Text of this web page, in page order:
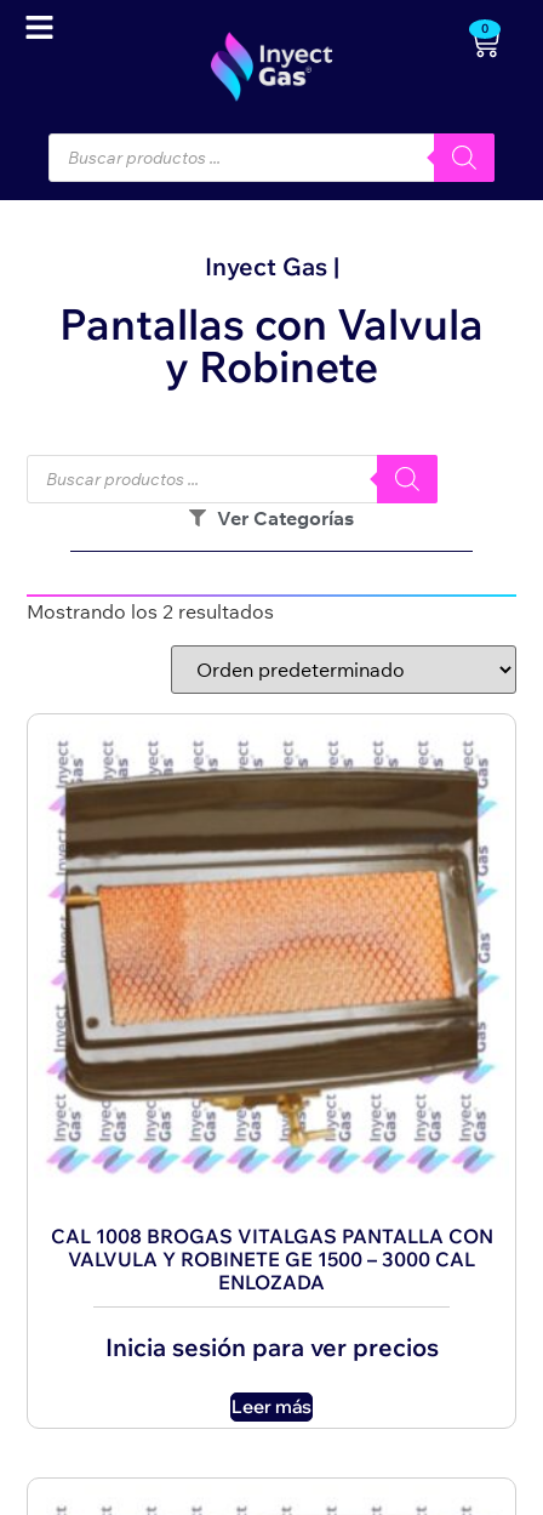
0
Inyect Gas |
Pantallas con Valvula
y Robinete
Ver Categorías
Mostrando los 2 resultados
CAL 1008 BROGAS VITALGAS PANTALLA CON
VALVULA Y ROBINETE GE 1500 – 3000 CAL
ENLOZADA
Inicia sesión para ver precios
Leer más